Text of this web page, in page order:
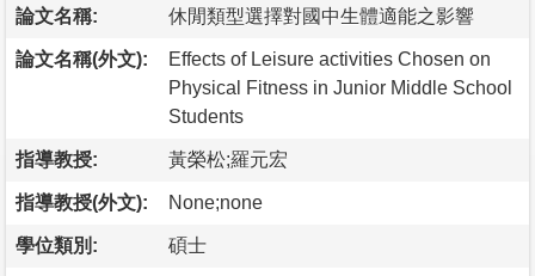
論文名稱: 休閒類型選擇對國中生體適能之影響
論文名稱(外文):
Effects of Leisure activities Chosen on
Physical Fitness in Junior Middle School
Students
指導教授: 黃榮松;羅元宏
指導教授(外文): None;none
學位類別: 碩士